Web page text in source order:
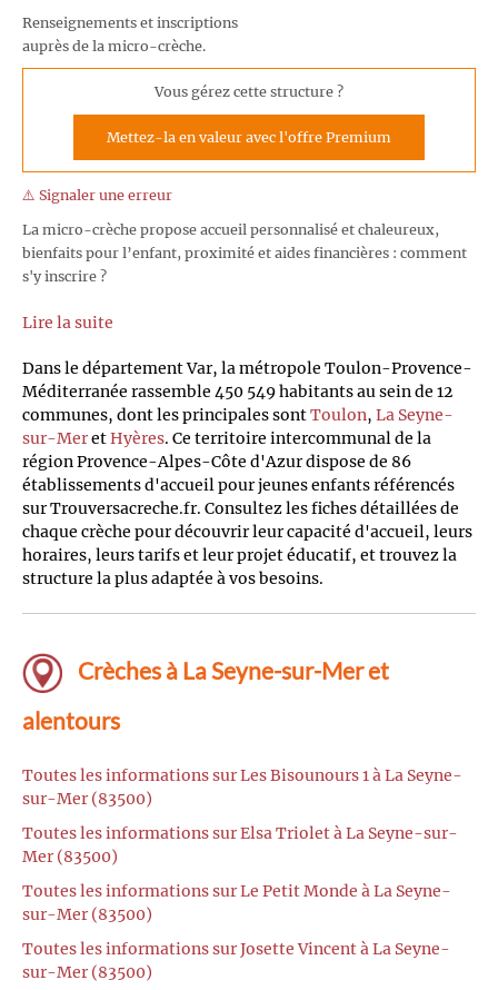
Renseignements et inscriptions
auprès de la micro-crèche.
Vous gérez cette structure ?
Mettez-la en valeur avec l'offre Premium
⚠️ Signaler une erreur
La micro-crèche propose accueil personnalisé et chaleureux,
bienfaits pour l’enfant, proximité et aides financières : comment
s'y inscrire ?
Lire la suite
Dans le département Var, la métropole Toulon-Provence-
Méditerranée rassemble 450 549 habitants au sein de 12
communes, dont les principales sontToulon, La Seyne-
sur-MeretHyères. Ce territoire intercommunal de la
région Provence-Alpes-Côte d'Azur dispose de 86
établissements d'accueil pour jeunes enfants référencés
sur Trouversacreche.fr. Consultez les fiches détaillées de
chaque crèche pour découvrir leur capacité d'accueil, leurs
horaires, leurs tarifs et leur projet éducatif, et trouvez la
structure la plus adaptée à vos besoins.
Crèches à La Seyne-sur-Mer et
alentours
Toutes les informations sur Les Bisounours 1 à La Seyne-
sur-Mer (83500)
Toutes les informations sur Elsa Triolet à La Seyne-sur-
Mer (83500)
Toutes les informations sur Le Petit Monde à La Seyne-
sur-Mer (83500)
Toutes les informations sur Josette Vincent à La Seyne-
sur-Mer (83500)